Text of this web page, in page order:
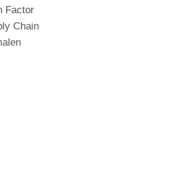
Factor
Chain